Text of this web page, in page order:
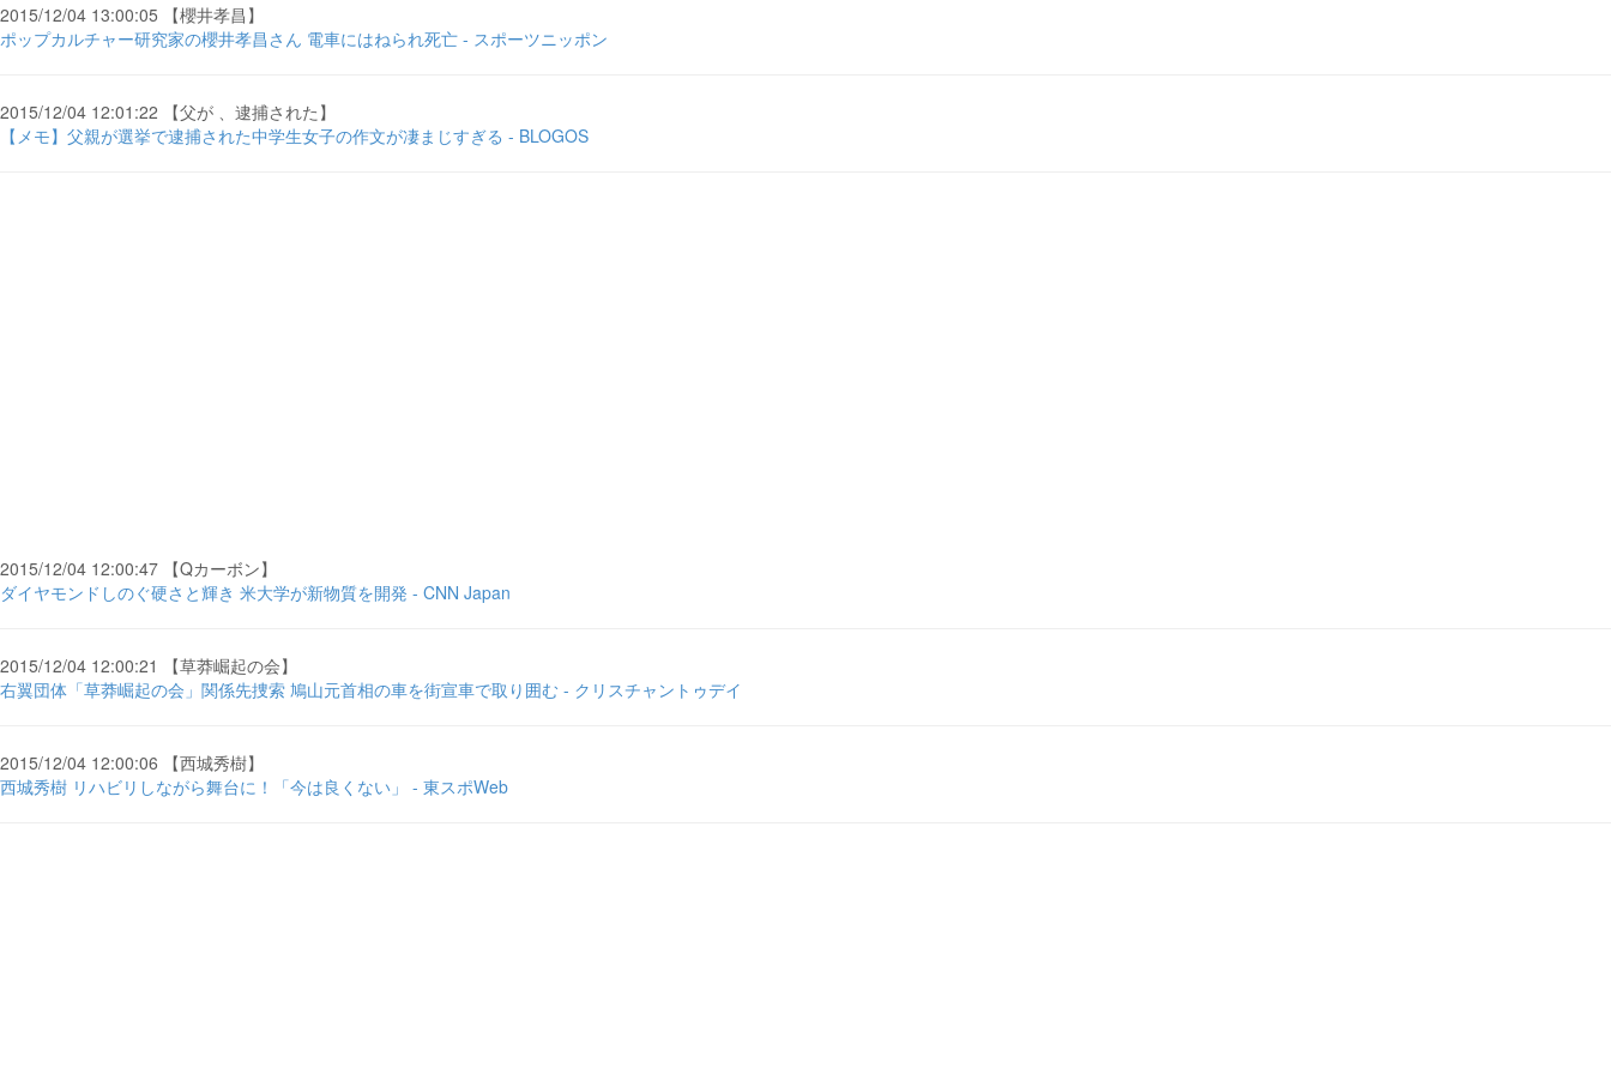
2015/12/04 13:00:05 【櫻井孝昌】
ポップカルチャー研究家の櫻井孝昌さん 電車にはねられ死亡 - スポーツニッポン
2015/12/04 12:01:22 【父が 、逮捕された】
【メモ】父親が選挙で逮捕された中学生女子の作文が凄まじすぎる - BLOGOS
2015/12/04 12:00:47 【Qカーボン】
ダイヤモンドしのぐ硬さと輝き 米大学が新物質を開発 - CNN Japan
2015/12/04 12:00:21 【草莽崛起の会】
右翼団体「草莽崛起の会」関係先捜索 鳩山元首相の車を街宣車で取り囲む - クリスチャントゥデイ
2015/12/04 12:00:06 【西城秀樹】
西城秀樹 リハビリしながら舞台に！「今は良くない」 - 東スポWeb